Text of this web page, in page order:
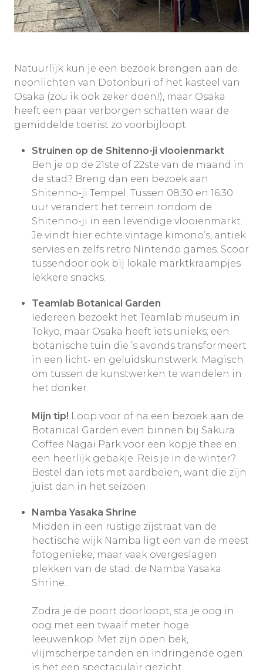
Natuurlijk kun je een bezoek brengen aan de
neonlichten van Dotonburi of het kasteel van
Osaka (zou ik ook zeker doen!), maar Osaka
heeft een paar verborgen schatten waar de
gemiddelde toerist zo voorbijloopt.
Struinen op de Shitenno-ji vlooienmarkt
Ben je op de 21ste of 22ste van de maand in
de stad? Breng dan een bezoek aan
Shitenno-ji Tempel. Tussen 08:30 en 16:30
uur verandert het terrein rondom de
Shitenno-ji in een levendige vlooienmarkt.
Je vindt hier echte vintage kimono’s, antiek
servies en zelfs retro Nintendo games. Scoor
tussendoor ook bij lokale marktkraampjes
lekkere snacks.
Teamlab Botanical Garden
Iedereen bezoekt het Teamlab museum in
Tokyo, maar Osaka heeft iets unieks; een
botanische tuin die ’s avonds transformeert
in een licht- en geluidskunstwerk. Magisch
om tussen de kunstwerken te wandelen in
het donker.
Mijn tip! Loop voor of na een bezoek aan de
Botanical Garden even binnen bij Sakura
Coffee Nagai Park voor een kopje thee en
een heerlijk gebakje. Reis je in de winter?
Bestel dan iets met aardbeien, want die zijn
juist dan in het seizoen.
Namba Yasaka Shrine
Midden in een rustige zijstraat van de
hectische wijk Namba ligt een van de meest
fotogenieke, maar vaak overgeslagen
plekken van de stad: de Namba Yasaka
Shrine.
Zodra je de poort doorloopt, sta je oog in
oog met een twaalf meter hoge
leeuwenkop. Met zijn open bek,
vlijmscherpe tanden en indringende ogen
is het een spectaculair gezicht.